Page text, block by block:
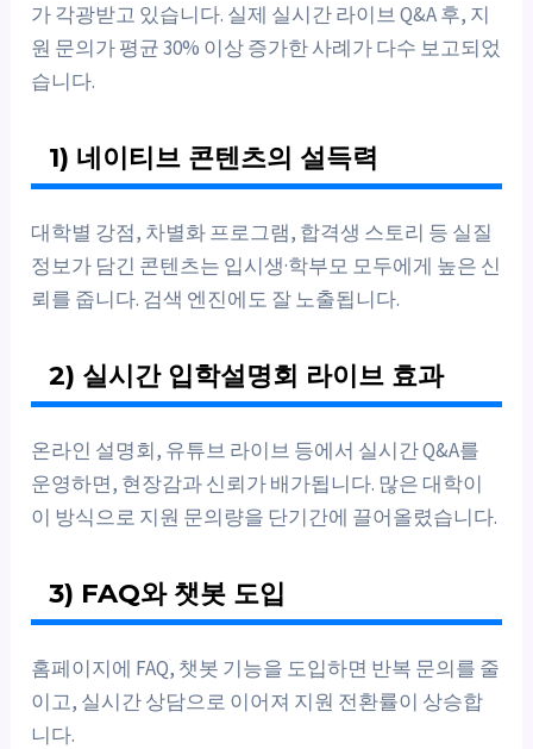
가 각광받고 있습니다. 실제 실시간 라이브 Q&A 후, 지
원 문의가 평균 30% 이상 증가한 사례가 다수 보고되었
습니다.
1) 네이티브 콘텐츠의 설득력
대학별 강점, 차별화 프로그램, 합격생 스토리 등 실질
정보가 담긴 콘텐츠는 입시생·학부모 모두에게 높은 신
뢰를 줍니다. 검색 엔진에도 잘 노출됩니다.
2) 실시간 입학설명회 라이브 효과
온라인 설명회, 유튜브 라이브 등에서 실시간 Q&A를
운영하면, 현장감과 신뢰가 배가됩니다. 많은 대학이
이 방식으로 지원 문의량을 단기간에 끌어올렸습니다.
3) FAQ와 챗봇 도입
홈페이지에 FAQ, 챗봇 기능을 도입하면 반복 문의를 줄
이고, 실시간 상담으로 이어져 지원 전환률이 상승합
니다.